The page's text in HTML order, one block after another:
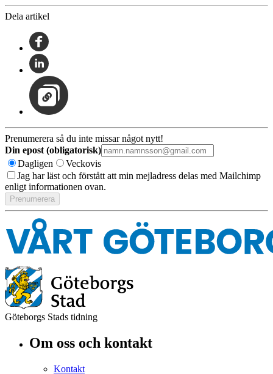
Dela artikel
Prenumerera så du inte missar något nytt!
Din epost (obligatorisk)
Dagligen
Veckovis
Jag har läst och förstått att min mejladress delas med Mailchimp
enligt informationen ovan.
Göteborgs Stads tidning
Om oss och kontakt
Kontakt